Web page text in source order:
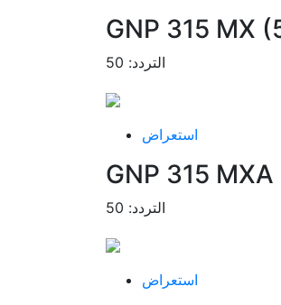
GNP 315 MX
التردد: 50
استعراض
GNP 315
التردد: 50
استعراض